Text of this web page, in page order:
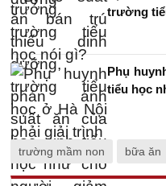
trường
Phụ
tiểu học
trường mầm non bữa ăn